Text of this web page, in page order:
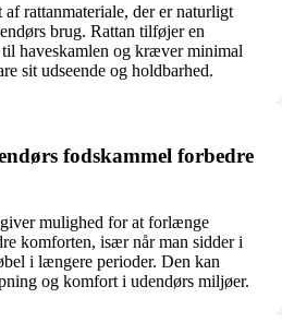
rattanmateriale, der er naturligt
brug. Rattan tilføjer en
haveskamlen og kræver minimal
sit udseende og holdbarhed.
fodskammel forbedre
mulighed for at forlænge
komforten, især når man sidder i
i længere perioder. Den kan
og komfort i udendørs miljøer.